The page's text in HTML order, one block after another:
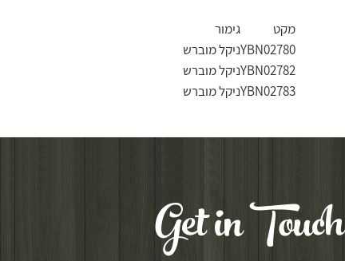
מקט
גימור
YBN02780ניקל מוברש
YBN02782ניקל מוברש
YBN02783ניקל מוברש
Get in Touch